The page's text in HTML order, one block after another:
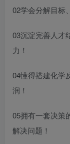
02学会分解目标
03沉淀完善人才
力！
04懂得搭建化学
润！
05拥有一套决策
解决问题！